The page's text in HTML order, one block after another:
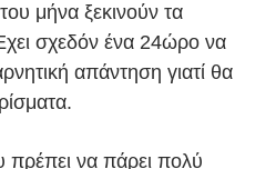
του μήνα ξεκινούν τα
σχεδόν ένα 24ώρο να
απάντηση γιατί θα
πρέπει να πάρει πολύ